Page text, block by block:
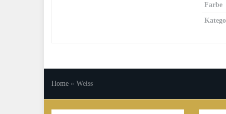
Farbe
Home » Weiss